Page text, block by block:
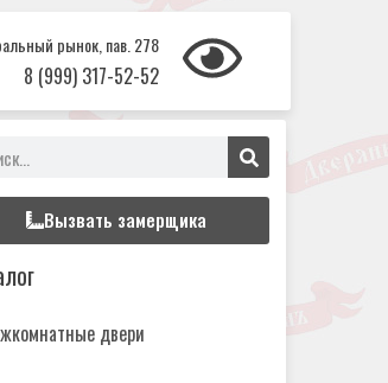
рынок, пав. 278
8 (999) 317-52-52
Вызвать замерщика
двери